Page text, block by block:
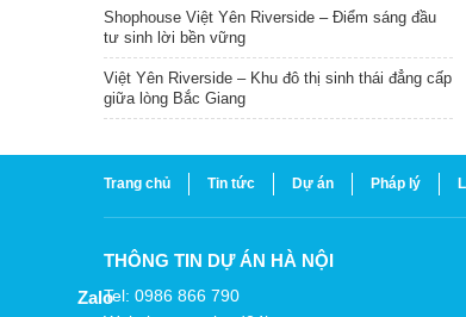
Shophouse Việt Yên Riverside – Điểm sáng đầu
tư sinh lời bền vững
Việt Yên Riverside – Khu đô thị sinh thái đẳng cấp
giữa lòng Bắc Giang
Trang chủ Tin tức Dự án Pháp lý
THÔNG TIN DỰ ÁN HÀ NỘI
Tel: 0986 866 790
Zalo